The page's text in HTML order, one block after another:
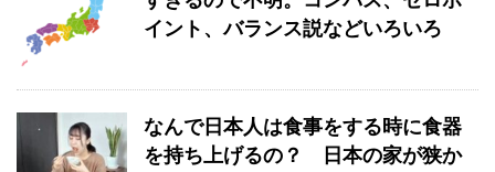
イント、バランス説などいろいろ
なんで日本人は食事をする時に食器
を持ち上げるの？ 日本の家が狭か